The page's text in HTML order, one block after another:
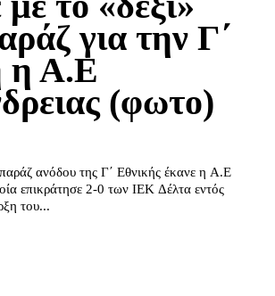
για την Γ΄
η Α.Ε
(φωτο)
ανόδου της Γ΄ Εθνικής έκανε η Α.Ε
επικράτησε 2-0 των ΙΕΚ Δέλτα εντός
του...